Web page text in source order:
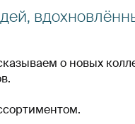
о новых